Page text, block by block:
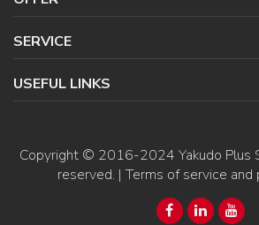
SERVICE
USEFUL LINKS
Copyright © 2016-2024 Yakudo Plus
reserved. |Terms of service and